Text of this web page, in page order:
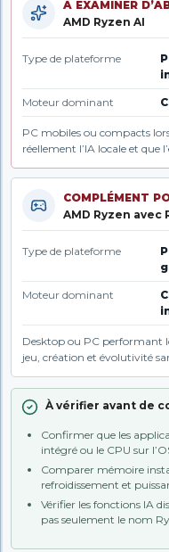
À EXAMINER
AMD Ryzen AI
Type de plateforme
Moteur dominant
PC mobiles ou compacts
réellement l’IA locale et que
COMPLÉMENT
AMD Ryzen avec
Type de plateforme
Moteur dominant
Desktop ou PC performant
jeu, création et évolutivité
À vérifier avant de
Confirmer que les
intégré ou le CPU sur
Comparer mémoire
refroidissement et
Vérifier les fonctions IA
pas seulement le nom